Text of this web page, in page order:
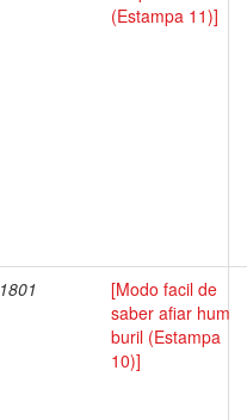
(Estampa 11)]
1801
[Modo facil de
saber afiar hum
buril (Estampa
10)]